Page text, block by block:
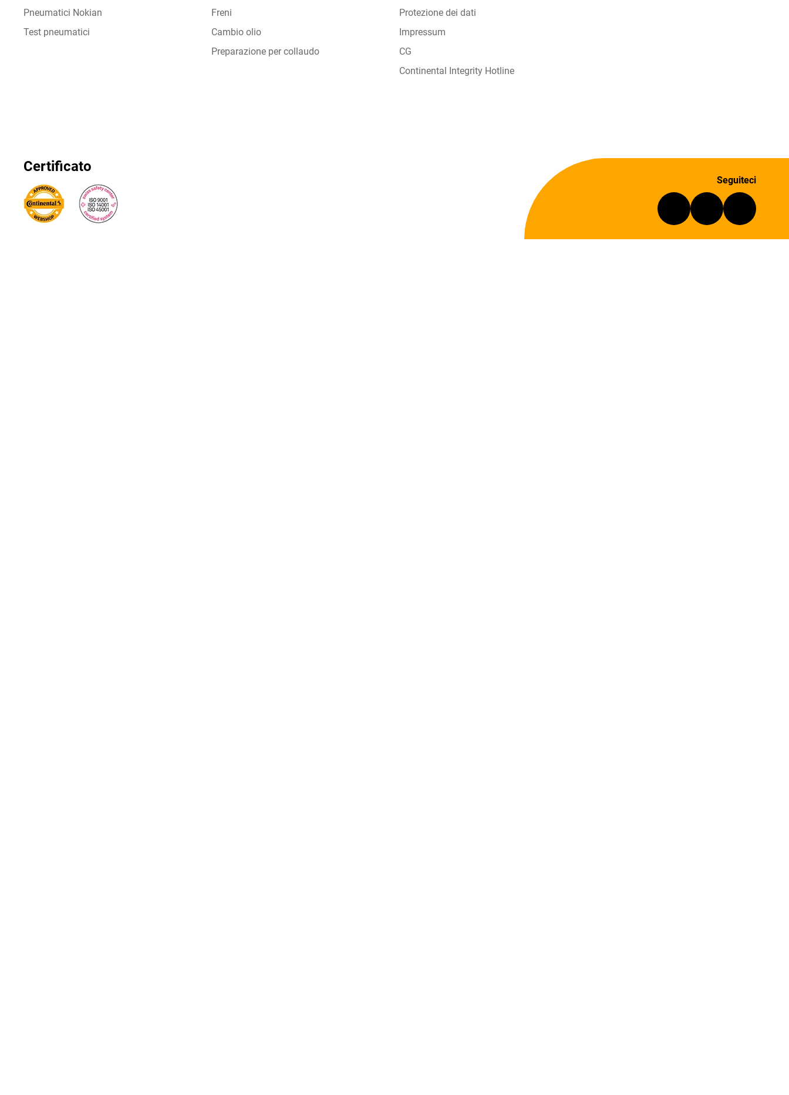
Pneumatici Nokian
Test pneumatici
Freni
Cambio olio
Preparazione per collaudo
Protezione dei dati
Impressum
CG
Continental Integrity Hotline
Certificato
Seguiteci